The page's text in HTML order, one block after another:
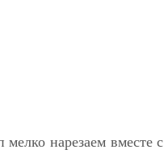
нарезаем вместе с